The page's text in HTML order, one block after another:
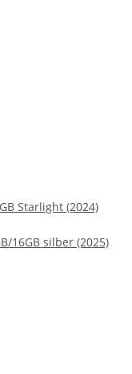
Starlight (2024)